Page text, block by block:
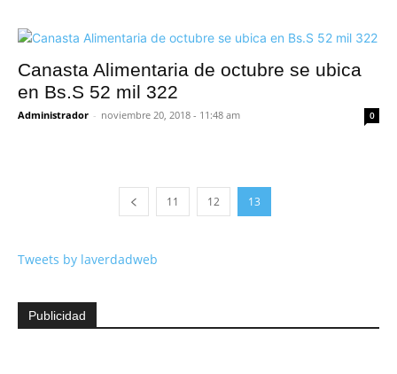
Canasta Alimentaria de octubre se ubica
en Bs.S 52 mil 322
Administrador - noviembre 20, 2018 - 11:48 am 0
11 12 13
Tweets by laverdadweb
Publicidad